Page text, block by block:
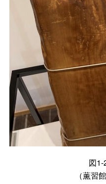
図
（薫習